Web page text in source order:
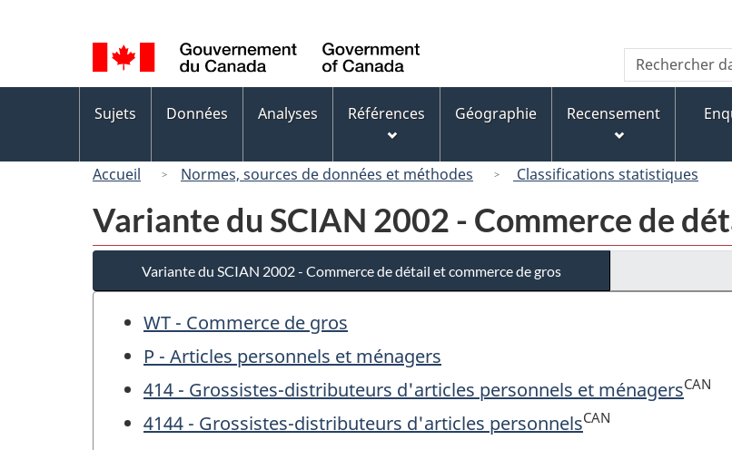
au
contenu
principal
« À
propos
de
ce
version
HTML
simplifiée
de
la
langue
Canada
Recherche
Rechercher
dans
Canada
des
Sujets Données Analyses Références Géographie Recensement
Accueil Normes, sources de données et méthodes Classifications statistiques
Variante du SCIAN 2002 - Commerce de
Variante du SCIAN 2002 - Commerce de détail et commerce de gros
WT - Commerce de gros
P - Articles personnels et ménagers
414 - Grossistes-distributeurs d'articles personnels et ménagersCAN
4144 - Grossistes-distributeurs d'articles personnelsCAN